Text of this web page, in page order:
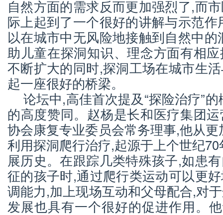
自然方面的需求反而更加强烈了,而
际上起到了一个很好的讲解与示范
以在城市中无风险地接触到自然中
助儿童在探洞知识、理念方面有相
不断扩大的同时,探洞工场在城市生
起一座很好的桥梁。
论坛中,高佳首次提及“探险治疗”
的高度赞同。赵杨是长和医疗集团
协会康复专业委员会常务理事,他从
利用探洞爬行治疗,起源于上个世纪
展历史。在跟踪几类特殊孩子,如患
征的孩子时,通过爬行类运动可以更
调能力,加上现场互动和父母配合,对
发展也具有一个很好的促进作用。